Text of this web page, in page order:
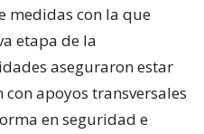
medidas con la que
etapa de la
aseguraron estar
apoyos transversales
en seguridad e